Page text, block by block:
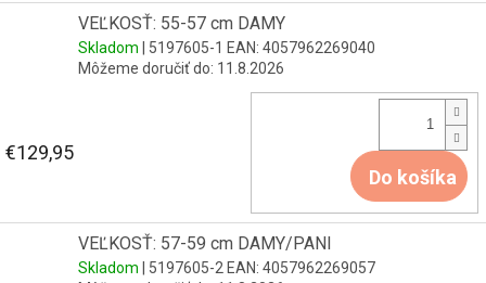
VEĽKOSŤ: 55-57 cm DAMY
Skladom | 5197605-1 EAN: 4057962269040
Môžeme doručiť do: 11.8.2026
€129,95
Do košíka
VEĽKOSŤ: 57-59 cm DAMY/PANI
Skladom | 5197605-2 EAN: 4057962269057